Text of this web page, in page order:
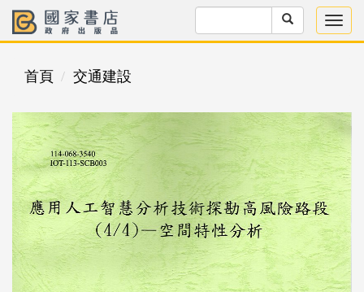
首頁 交通建設